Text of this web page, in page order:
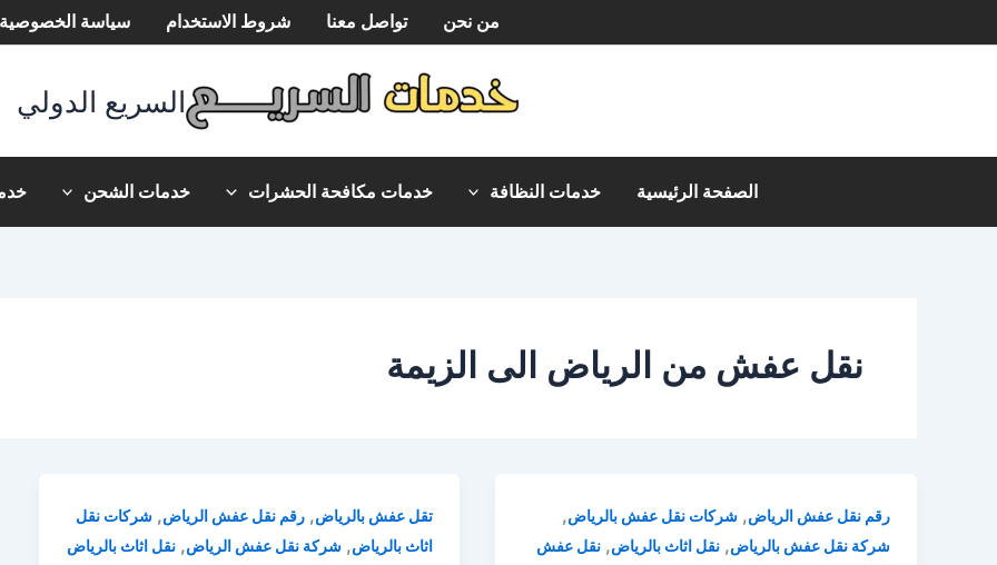
إلى
من نحن تواصل معنا شروط الاستخدام سياسة الخصوصية
السريع الدولي
الصفحة الرئيسية خدمات النظافة خدمات مكافحة الحشرات خدمات الشحن
نقل عفش من الرياض الى الزيمة
رقم نقل عفش الرياض, شركات نقل عفش بالرياض,
شركة نقل عفش بالرياض, نقل اثاث بالرياض, نقل عفش
تقل عفش بالرياض, رقم نقل عفش الرياض, شركات نقل
اثاث بالرياض, شركة نقل عفش الرياض, نقل اثاث بالرياض